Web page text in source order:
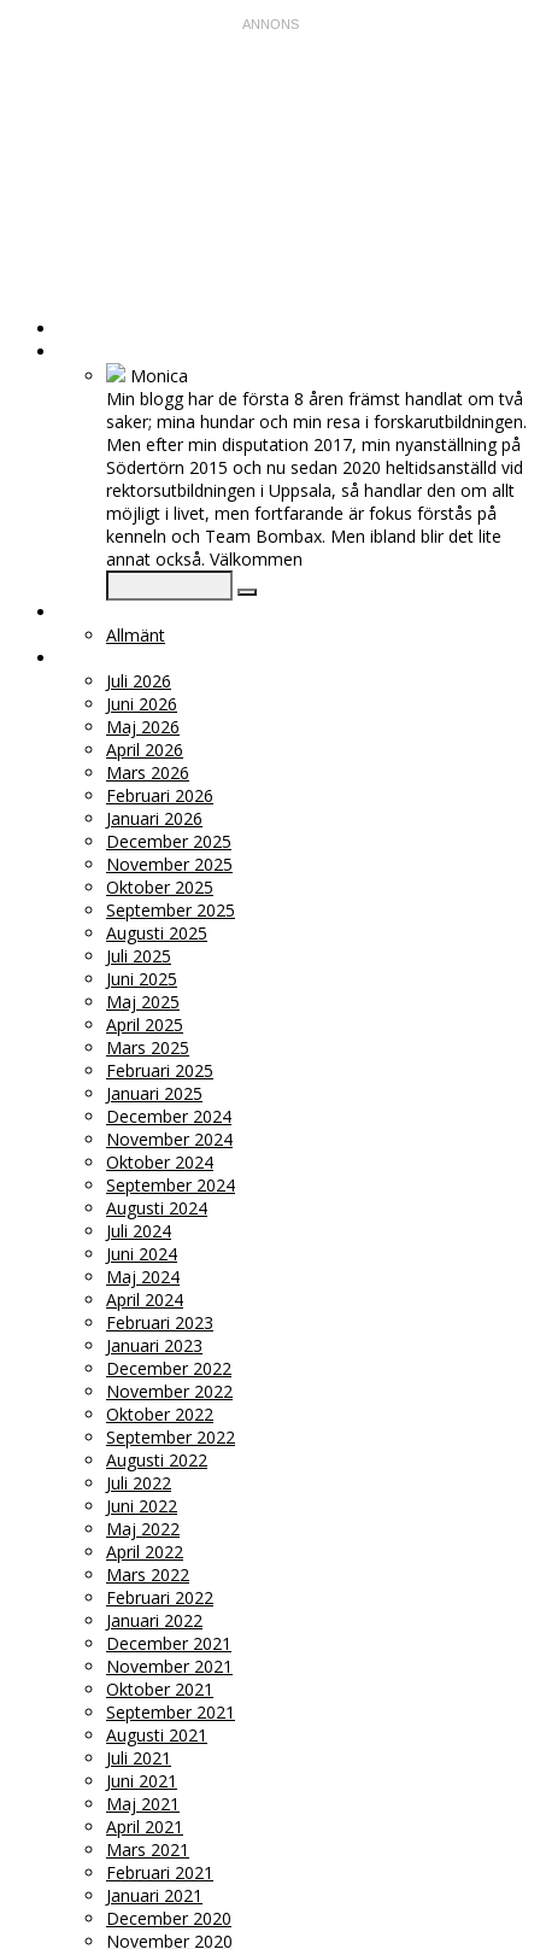
Monica
Min blogg har de första 8 åren främst handlat om två
saker; mina hundar och min resa i forskarutbildningen.
Men efter min disputation 2017, min nyanställning på
Södertörn 2015 och nu sedan 2020 heltidsanställd vid
rektorsutbildningen i Uppsala, så handlar den om allt
möjligt i livet, men fortfarande är fokus förstås på
kenneln och Team Bombax. Men ibland blir det lite
annat också. Välkommen
Allmänt
Juli 2026
Juni 2026
Maj 2026
April 2026
Mars 2026
Februari 2026
Januari 2026
December 2025
November 2025
Oktober 2025
September 2025
Augusti 2025
Juli 2025
Juni 2025
Maj 2025
April 2025
Mars 2025
Februari 2025
Januari 2025
December 2024
November 2024
Oktober 2024
September 2024
Augusti 2024
Juli 2024
Juni 2024
Maj 2024
April 2024
Februari 2023
Januari 2023
December 2022
November 2022
Oktober 2022
September 2022
Augusti 2022
Juli 2022
Juni 2022
Maj 2022
April 2022
Mars 2022
Februari 2022
Januari 2022
December 2021
November 2021
Oktober 2021
September 2021
Augusti 2021
Juli 2021
Juni 2021
Maj 2021
April 2021
Mars 2021
Februari 2021
Januari 2021
December 2020
November 2020